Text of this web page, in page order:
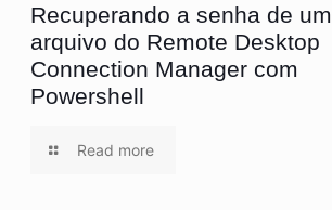
Recuperando a senha de um
arquivo do Remote Desktop
Connection Manager com
Powershell
Read more